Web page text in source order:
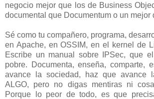
negocio mejor que los de Business
documental que Documentum o un mejor
Sé como tu compañero, programa,
en Apache, en OSSIM, en el kernel de
Escribe un manual sobre IPSec, que
pobre. Documenta, enseña, comparte,
avance la sociedad, haz que avance
ALGO, pero no digas mentiras ni
Porque lo peor de todo, es que